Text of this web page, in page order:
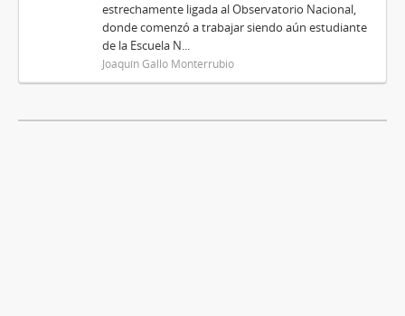
estrechamente ligada al Observatorio Nacional,
donde comenzó a trabajar siendo aún estudiante
de la Escuela N...
Joaquín Gallo Monterrubio